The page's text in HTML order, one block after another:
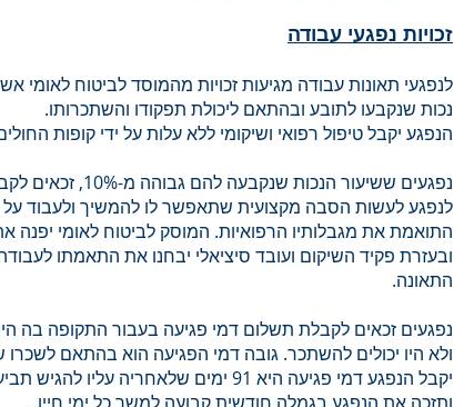
זכויות נפגעי עבודה
לנפגעי תאונות עבודה מגיעות זכויות מהמוסד לביטוח לאומי
נכות שנקבעו לתובע ובהתאם ליכולת תפקודו והשתכרותו.
הנפגע יקבל טיפול רפואי ושיקומי ללא עלות על ידי קופות
נפגעים ששיעור הנכות
לנפגע לעשות הסבה מקצועית שתאפשר לו להמשיך ולעבוד
התואמת את מגבלותיו הרפואיות. המוסק לביטוח לאומי יפנה
ובעזרת פקיד השיקום ועובד סיציאלי יבחנו את התאמתו
התאונה.
נפגעים זכאים לקבלת תשלום דמי פגיעה בעבור התקופה בה
ולא היו יכולים להשתכר. גובה דמי הפגיעה הוא בהתאם
יקבל הנפגע דמי פגיעה היא 91 ימים שלאחריה